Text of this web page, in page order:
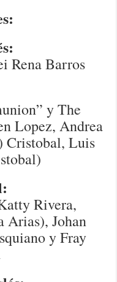
Rena Barros
y The
Lopez, Andrea
Cristobal, Luis
Rivera,
Arias), Johan
y Fray